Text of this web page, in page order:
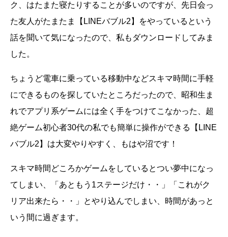
ク、はたまた寝たりすることが多いのですが、先日会っ
た友人がたまたま【LINEバブル2】をやっているという
話を聞いて気になったので、私もダウンロードしてみま
した。
ちょうど電車に乗っている移動中などスキマ時間に手軽
にできるものを探していたところだったので、昭和生ま
れでアプリ系ゲームには全く手をつけてこなかった、超
絶ゲーム初心者30代の私でも簡単に操作ができる【LINE
バブル2】は大変やりやすく、もはや沼です！
スキマ時間どころかゲームをしているとつい夢中になっ
てしまい、「あともう1ステージだけ・・」「これがク
リア出来たら・・」とやり込んでしまい、時間があっと
いう間に過ぎます。